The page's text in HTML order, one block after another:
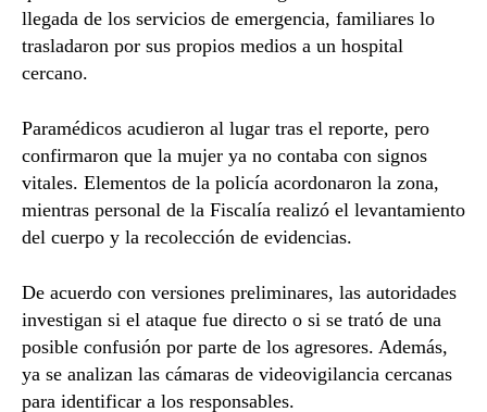
llegada de los servicios de emergencia, familiares lo
trasladaron por sus propios medios a un hospital
cercano.
Paramédicos acudieron al lugar tras el reporte, pero
confirmaron que la mujer ya no contaba con signos
vitales. Elementos de la policía acordonaron la zona,
mientras personal de la Fiscalía realizó el levantamiento
del cuerpo y la recolección de evidencias.
De acuerdo con versiones preliminares, las autoridades
investigan si el ataque fue directo o si se trató de una
posible confusión por parte de los agresores. Además,
ya se analizan las cámaras de videovigilancia cercanas
para identificar a los responsables.